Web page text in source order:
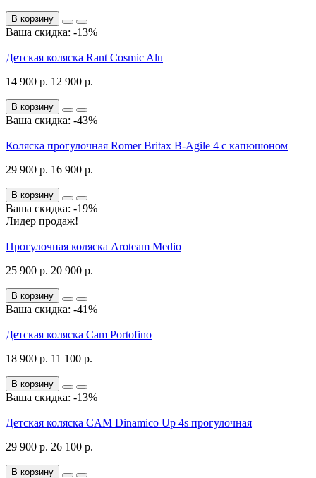
В корзину
Ваша скидка: -13%
Детская коляска Rant Cosmic Alu
14 900 р. 12 900 р.
В корзину
Ваша скидка: -43%
Коляска прогулочная Romer Britax B-Agile 4 с капюшоном
29 900 р. 16 900 р.
В корзину
Ваша скидка: -19%
Лидер продаж!
Прогулочная коляска Aroteam Medio
25 900 р. 20 900 р.
В корзину
Ваша скидка: -41%
Детская коляска Cam Portofino
18 900 р. 11 100 р.
В корзину
Ваша скидка: -13%
Детская коляска CAM Dinamico Up 4s прогулочная
29 900 р. 26 100 р.
В корзину